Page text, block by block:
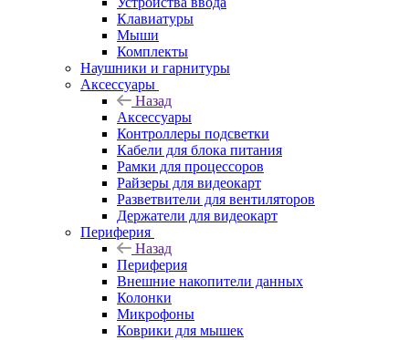
Клавиатуры
Мыши
Комплекты
Наушники и гарнитуры
Аксессуары
Назад
Аксессуары
Контроллеры подсветки
Кабели для блока питания
Рамки для процессоров
Райзеры для видеокарт
Разветвители для вентиляторов
Держатели для видеокарт
Периферия
Назад
Периферия
Внешние накопители данных
Колонки
Микрофоны
Коврики для мышек